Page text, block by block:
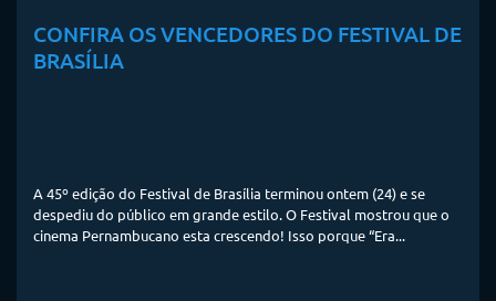
CONFIRA OS VENCEDORES DO FESTIVAL DE
BRASÍLIA
A 45º edição do Festival de Brasília terminou ontem (24) e se
despediu do público em grande estilo. O Festival mostrou que o
cinema Pernambucano esta crescendo! Isso porque “Era...